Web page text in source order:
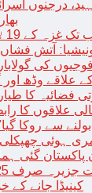
19 لاکھ شہری بے گھر ہوگئے
آتش فشاں پھٹنے سے
کی
علاقے وڈھ اور
فضائیہ کا طیارہ گر کر
علاقوں کا
سے روکا
ہوئی
گئی
ڈالرز میں برائے فروخت
کینیڈا جانے